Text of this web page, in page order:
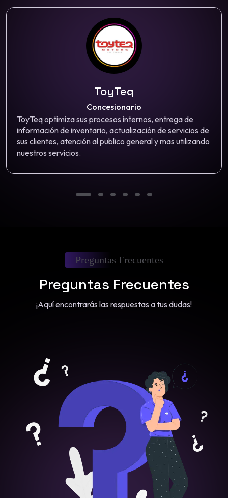
ToyTeq
Concesionario
ToyTeq optimiza sus procesos internos, entrega de
información de inventario, actualización de servicios de
sus clientes, atención al publico general y mas utilizando
nuestros servicios.
Preguntas Frecuentes
Preguntas Frecuentes
¡Aquí encontrarás las respuestas a tus dudas!